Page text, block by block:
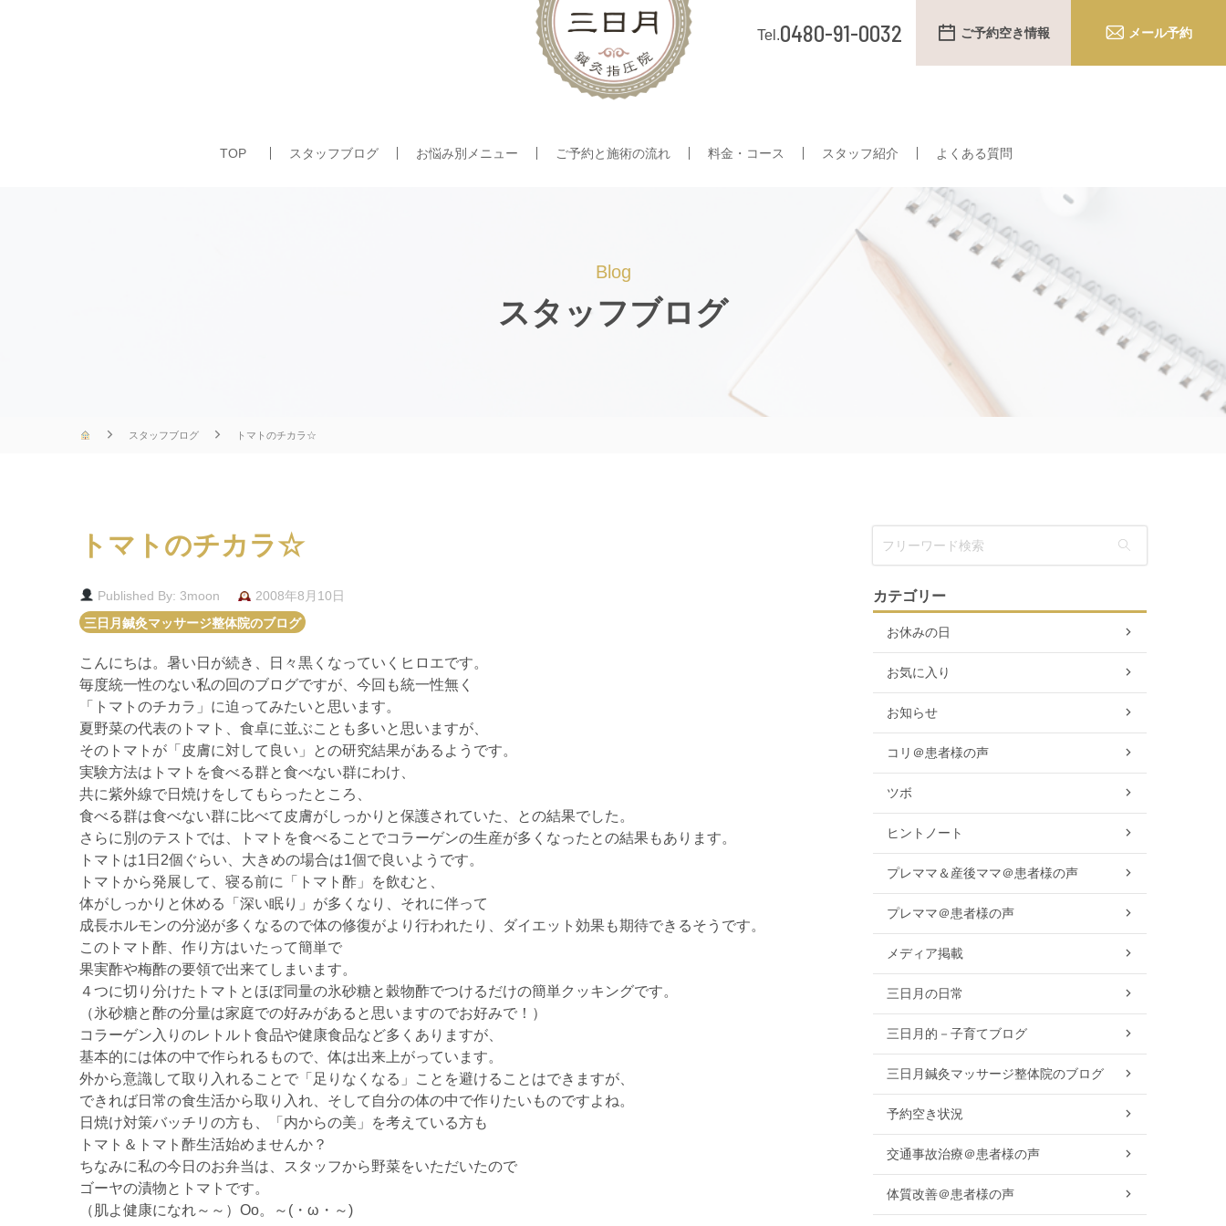
TOP スタッフブログ お悩み別メニュー ご予約と施術の流れ 料金・コース スタッフ紹介 よくある質問
0480-91-0032 ご予約空き情報 メール予約
Blog
スタッフブログ
スタッフブログ トマトのチカラ☆
トマトのチカラ☆
Published By: 3moon 2008年8月10日
三日月鍼灸マッサージ整体院のブログ
こんにちは。暑い日が続き、日々黒くなっていくヒロエです。
毎度統一性のない私の回のブログですが、今回も統一性無く
「トマトのチカラ」に迫ってみたいと思います。
夏野菜の代表のトマト、食卓に並ぶことも多いと思いますが、
そのトマトが「皮膚に対して良い」との研究結果があるようです。
実験方法はトマトを食べる群と食べない群にわけ、
共に紫外線で日焼けをしてもらったところ、
食べる群は食べない群に比べて皮膚がしっかりと保護されていた、との結果でした。
さらに別のテストでは、トマトを食べることでコラーゲンの生産が多くなったとの結果もあります。
トマトは1日2個ぐらい、大きめの場合は1個で良いようです。
トマトから発展して、寝る前に「トマト酢」を飲むと、
体がしっかりと休める「深い眠り」が多くなり、それに伴って
成長ホルモンの分泌が多くなるので体の修復がより行われたり、ダイエット効果も期待できるそうです。
このトマト酢、作り方はいたって簡単で
果実酢や梅酢の要領で出来てしまいます。
４つに切り分けたトマトとほぼ同量の氷砂糖と穀物酢でつけるだけの簡単クッキングです。
（氷砂糖と酢の分量は家庭での好みがあると思いますのでお好みで！）
コラーゲン入りのレトルト食品や健康食品など多くありますが、
基本的には体の中で作られるもので、体は出来上がっています。
外から意識して取り入れることで「足りなくなる」ことを避けることはできますが、
できれば日常の食生活から取り入れ、そして自分の体の中で作りたいものですよね。
日焼け対策バッチリの方も、「内からの美」を考えている方も
トマト＆トマト酢生活始めませんか？
ちなみに私の今日のお弁当は、スタッフから野菜をいただいたので
ゴーヤの漬物とトマトです。
（肌よ健康になれ～～）Oo。～(・ω・～)
カテゴリー
お休みの日
お気に入り
お知らせ
コリ＠患者様の声
ツボ
ヒントノート
プレママ＆産後ママ＠患者様の声
プレママ＠患者様の声
メディア掲載
三日月の日常
三日月的－子育てブログ
三日月鍼灸マッサージ整体院のブログ
予約空き状況
交通事故治療＠患者様の声
体質改善＠患者様の声